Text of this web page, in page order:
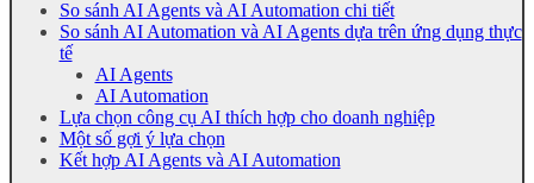
So sánh AI Agents và AI Automation chi tiết
So sánh AI Automation và AI Agents dựa trên ứng dụng thực
tế
AI Agents
AI Automation
Lựa chọn công cụ AI thích hợp cho doanh nghiệp
Một số gợi ý lựa chọn
Kết hợp AI Agents và AI Automation